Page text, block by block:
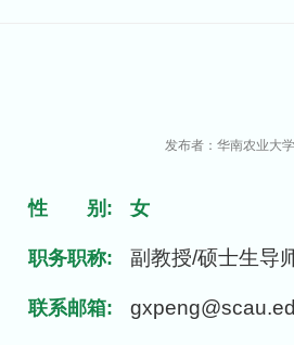
发布者：华南农业大学
性 别: 女
职务职称: 副教授/硕士生导
联系邮箱: